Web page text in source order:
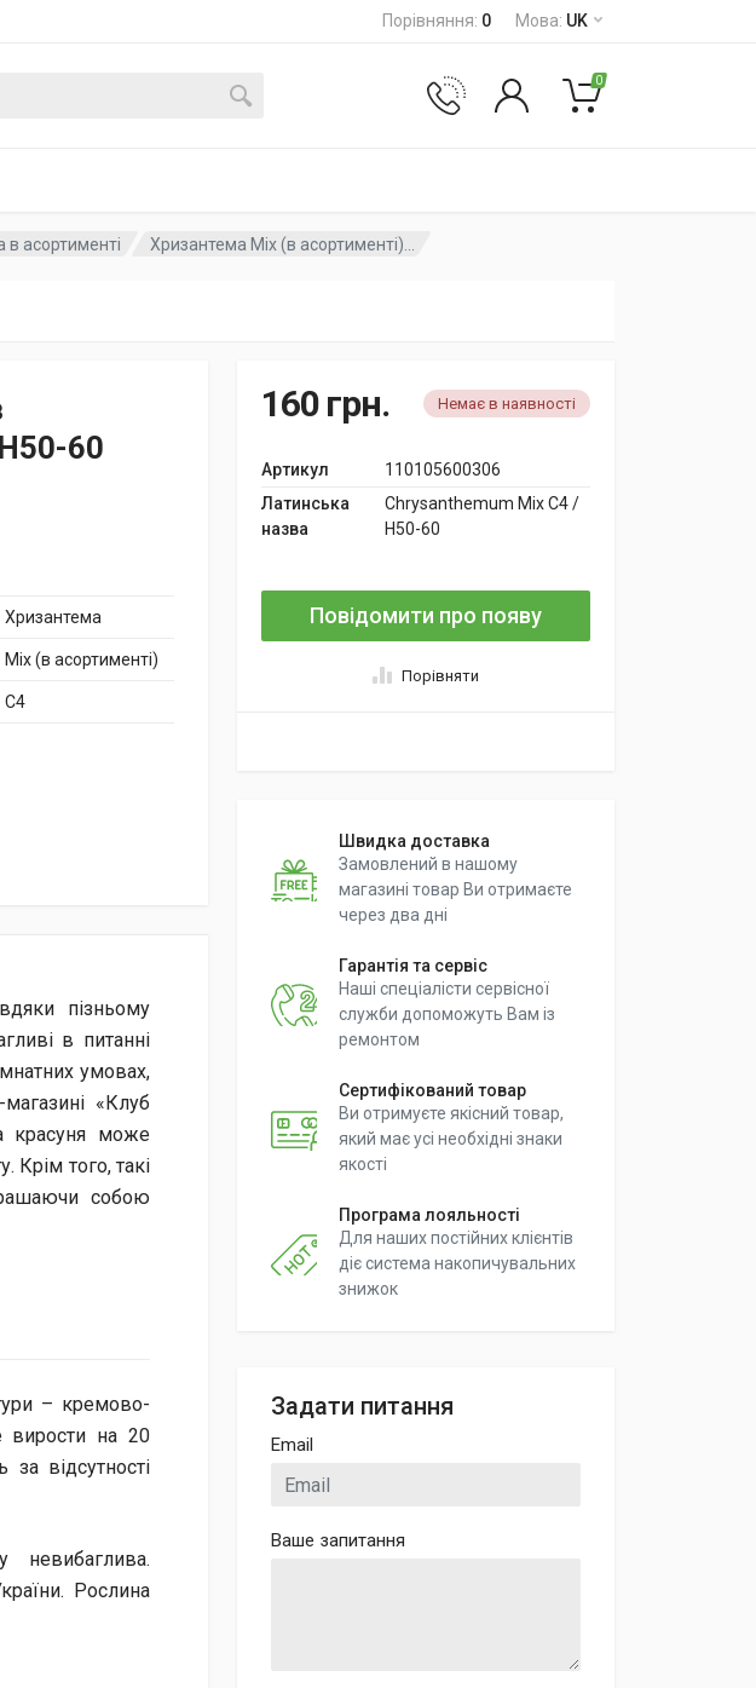
Порівняння: 0 Мова: UK
0
в асортименті Хризантема Mix (в асортименті)...
60
Хризантема
Mix (в асортименті)
C4
160 грн. Немає в наявності
Артикул
110105600306
Латинська
назва
Chrysanthemum Mix C4 /
H50-60
Повідомити про появу
Порівняти
Швидка доставка
Замовлений в нашому
магазині товар Ви отримаєте
через два дні
Гарантія та сервіс
Наші спеціалісти сервісної
служби допоможуть Вам із
ремонтом
Сертифікований товар
Ви отримуєте якісний товар,
який має усі необхідні знаки
якості
Програма лояльності
Для наших постійних клієнтів
діє система накопичувальних
знижок
Задати питання
Email
Ваше запитання
пізньому
в питанні
умовах,
«Клуб
красуня може
Крім того, такі
собою
– кремово-
на 20
за відсутності
невибаглива.
Рослина